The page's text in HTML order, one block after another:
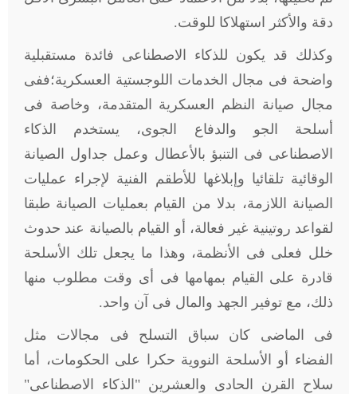
دقة والأكثر استهلاكا للوقت.
وكذلك قد يكون للذكاء الاصطناعى فائدة مستقبلية
واضحة فى مجال الخدمات اللوجستية العسكرية؛ففى
مجال صيانة النظم العسكرية المتقدمة، وخاصة فى
أسلحة الجو والدفاع الجوى، يستخدم الذكاء
الاصطناعى فى التنبؤ بالأعطال وعمل جداول الصيانة
الوقائية تلقائيا وإبلاغها للأطقم الفنية لإجراء عمليات
الصيانة اللازمة، بدلا من القيام بعمليات الصيانة طبقا
لقواعد روتينية غير فعالة، أو القيام بالصيانة عند حدوث
خلل فعلى فى الأنظمة، وهذا ما يجعل تلك الأسلحة
قادرة على القيام بمهامها فى أى وقت مطلوب منها
ذلك، مع توفير الجهد والمال فى آن واحد.
فى الماضى كان سباق التسلح فى مجالات مثل
الفضاء أو الأسلحة النووية حكرا على الحكومات، أما
سلاح القرن الحادى والعشرين "الذكاء الاصطناعى"